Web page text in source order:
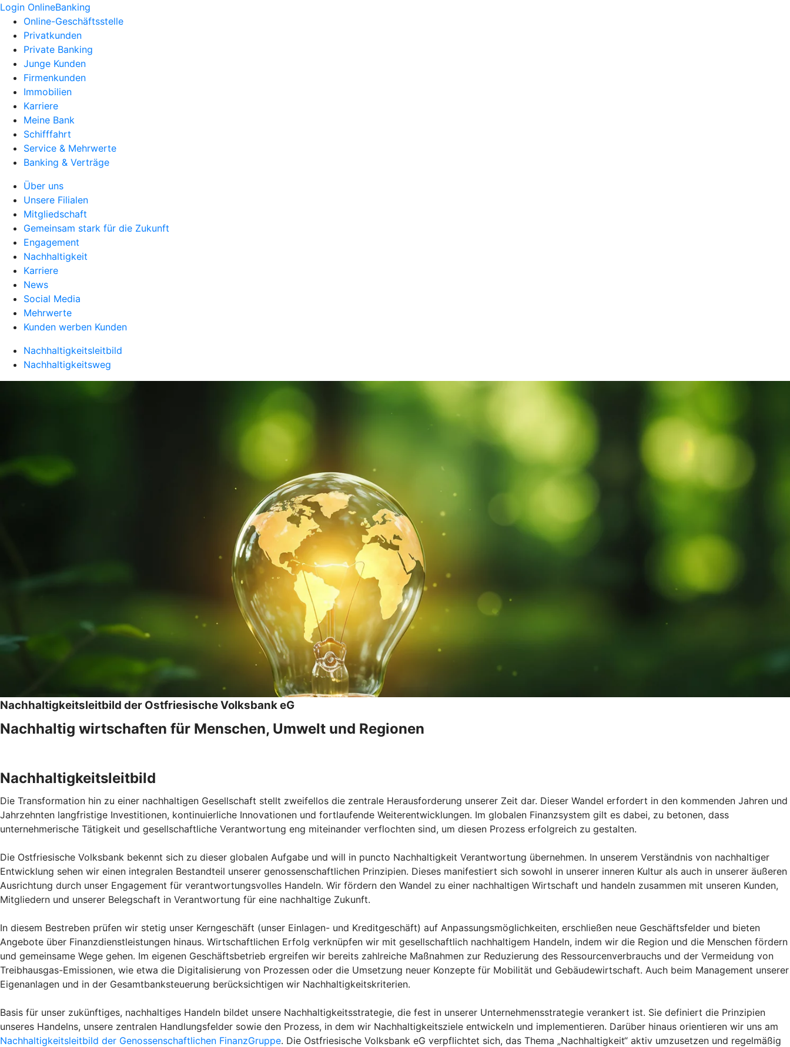
Login OnlineBanking
Online-Geschäftsstelle
Privatkunden
Private Banking
Junge Kunden
Firmenkunden
Immobilien
Karriere
Meine Bank
Schifffahrt
Service & Mehrwerte
Banking & Verträge
Über uns
Unsere Filialen
Mitgliedschaft
Gemeinsam stark für die Zukunft
Engagement
Nachhaltigkeit
Karriere
News
Social Media
Mehrwerte
Kunden werben Kunden
Nachhaltigkeitsleitbild
Nachhaltigkeitsweg
Nachhaltigkeitsleitbild der Ostfriesische Volksbank eG
Nachhaltig wirtschaften für Menschen, Umwelt und Regionen
Nachhaltigkeitsleitbild
Die Transformation hin zu einer nachhaltigen Gesellschaft stellt zweifellos die zentrale Herausforderung unserer Zeit dar. Dieser Wandel erfordert in den kommenden Jahren und
Jahrzehnten langfristige Investitionen, kontinuierliche Innovationen und fortlaufende Weiterentwicklungen. Im globalen Finanzsystem gilt es dabei, zu betonen, dass
unternehmerische Tätigkeit und gesellschaftliche Verantwortung eng miteinander verflochten sind, um diesen Prozess erfolgreich zu gestalten.
Die Ostfriesische Volksbank bekennt sich zu dieser globalen Aufgabe und will in puncto Nachhaltigkeit Verantwortung übernehmen. In unserem Verständnis von nachhaltiger
Entwicklung sehen wir einen integralen Bestandteil unserer genossenschaftlichen Prinzipien. Dieses manifestiert sich sowohl in unserer inneren Kultur als auch in unserer äußeren
Ausrichtung durch unser Engagement für verantwortungsvolles Handeln. Wir fördern den Wandel zu einer nachhaltigen Wirtschaft und handeln zusammen mit unseren Kunden,
Mitgliedern und unserer Belegschaft in Verantwortung für eine nachhaltige Zukunft.
In diesem Bestreben prüfen wir stetig unser Kerngeschäft (unser Einlagen- und Kreditgeschäft) auf Anpassungsmöglichkeiten, erschließen neue Geschäftsfelder und bieten
Angebote über Finanzdienstleistungen hinaus. Wirtschaftlichen Erfolg verknüpfen wir mit gesellschaftlich nachhaltigem Handeln, indem wir die Region und die Menschen fördern
und gemeinsame Wege gehen. Im eigenen Geschäftsbetrieb ergreifen wir bereits zahlreiche Maßnahmen zur Reduzierung des Ressourcenverbrauchs und der Vermeidung von
Treibhausgas-Emissionen, wie etwa die Digitalisierung von Prozessen oder die Umsetzung neuer Konzepte für Mobilität und Gebäudewirtschaft. Auch beim Management unserer
Eigenanlagen und in der Gesamtbanksteuerung berücksichtigen wir Nachhaltigkeitskriterien.
Basis für unser zukünftiges, nachhaltiges Handeln bildet unsere Nachhaltigkeitsstrategie, die fest in unserer Unternehmensstrategie verankert ist. Sie definiert die Prinzipien
unseres Handelns, unsere zentralen Handlungsfelder sowie den Prozess, in dem wir Nachhaltigkeitsziele entwickeln und implementieren. Darüber hinaus orientieren wir uns am
Nachhaltigkeitsleitbild der Genossenschaftlichen FinanzGruppe. Die Ostfriesische Volksbank eG verpflichtet sich, das Thema „Nachhaltigkeit“ aktiv umzusetzen und regelmäßig